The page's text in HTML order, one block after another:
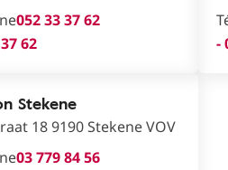
052 33 37 62
62
-
Stekene
18 9190 Stekene VOV
03 779 84 56